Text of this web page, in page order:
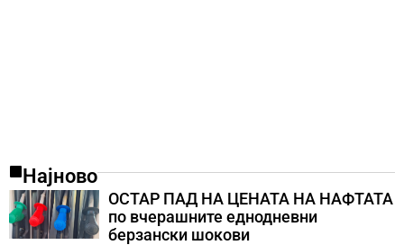
Најново
ОСТАР ПАД НА ЦЕНАТА НА НАФТАТА
по вчерашните еднодневни
берзански шокови